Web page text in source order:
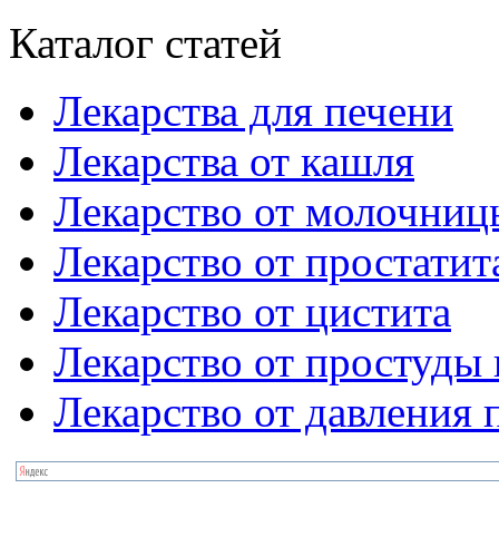
Каталог статей
Лекарства для печени
Лекарства от кашля
Лекарство от
Лекарство от
Лекарство от цистита
Лекарство от простуды
Лекарство от